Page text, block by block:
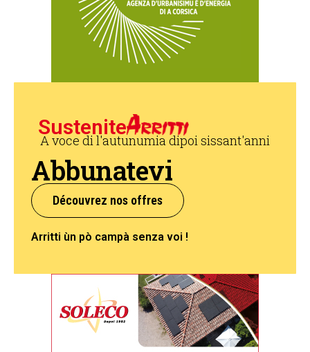
Sustenite
A voce di l'autunumia dipoi sissant'anni
Abbunatevi
Découvrez nos offres
Arritti ùn pò campà senza voi !